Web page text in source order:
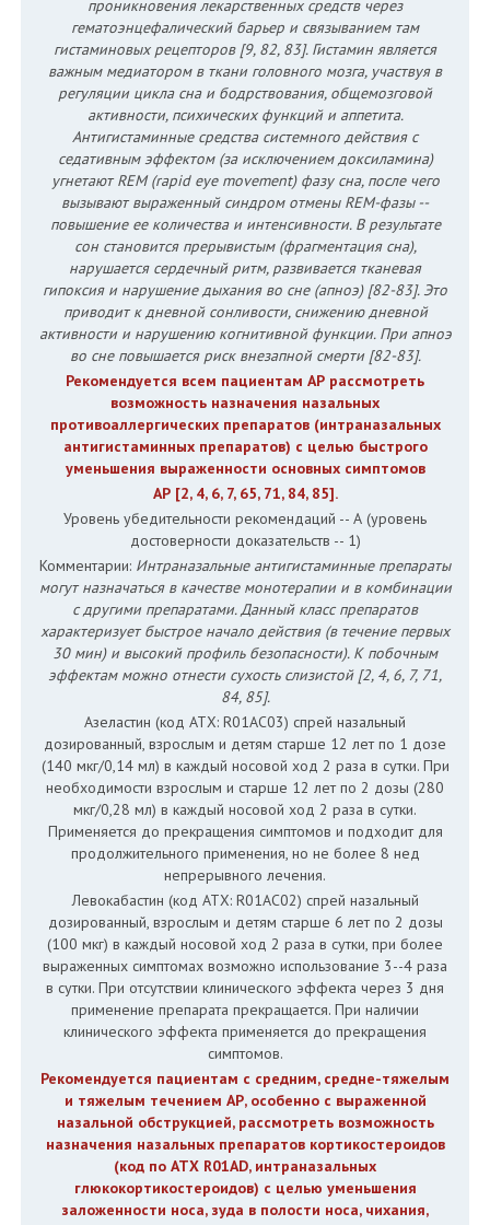
проникновения лекарственных средств через
гематоэнцефалический барьер и связыванием там
гистаминовых рецепторов [9, 82, 83]. Гистамин является
важным медиатором в ткани головного мозга, участвуя в
регуляции цикла сна и бодрствования, общемозговой
активности, психических функций и аппетита.
Антигистаминные средства системного действия с
седативным эффектом (за исключением доксиламина)
угнетают REM (rapid eye movement) фазу сна, после чего
вызывают выраженный синдром отмены REM-фазы --
повышение ее количества и интенсивности. В результате
сон становится прерывистым (фрагментация сна),
нарушается сердечный ритм, развивается тканевая
гипоксия и нарушение дыхания во сне (апноэ) [82-83]. Это
приводит к дневной сонливости, снижению дневной
активности и нарушению когнитивной функции. При апноэ
во сне повышается риск внезапной смерти [82-83].
Рекомендуется всем пациентам АР рассмотреть
возможность назначения назальных
противоаллергических препаратов (интраназальных
антигистаминных препаратов) с целью быстрого
уменьшения выраженности основных симптомов
АР [2, 4, 6, 7, 65, 71, 84, 85].
Уровень убедительности рекомендаций -- А (уровень
достоверности доказательств -- 1)
Комментарии: Интраназальные антигистаминные препараты
могут назначаться в качестве монотерапии и в комбинации
с другими препаратами. Данный класс препаратов
характеризует быстрое начало действия (в течение первых
30 мин) и высокий профиль безопасности). К побочным
эффектам можно отнести сухость слизистой [2, 4, 6, 7, 71,
84, 85].
Азеластин (код АТХ: R01AC03) спрей назальный
дозированный, взрослым и детям старше 12 лет по 1 дозе
(140 мкг/0,14 мл) в каждый носовой ход 2 раза в сутки. При
необходимости взрослым и старше 12 лет по 2 дозы (280
мкг/0,28 мл) в каждый носовой ход 2 раза в сутки.
Применяется до прекращения симптомов и подходит для
продолжительного применения, но не более 8 нед
непрерывного лечения.
Левокабастин (код АТХ: R01AC02) спрей назальный
дозированный, взрослым и детям старше 6 лет по 2 дозы
(100 мкг) в каждый носовой ход 2 раза в сутки, при более
выраженных симптомах возможно использование 3--4 раза
в сутки. При отсутствии клинического эффекта через 3 дня
применение препарата прекращается. При наличии
клинического эффекта применяется до прекращения
симптомов.
Рекомендуется пациентам с средним, средне-тяжелым
и тяжелым течением АР, особенно с выраженной
назальной обструкцией, рассмотреть возможность
назначения назальных препаратов кортикостероидов
(код по АТХ R01AD, интраназальных
глюкокортикостероидов) с целью уменьшения
заложенности носа, зуда в полости носа, чихания,